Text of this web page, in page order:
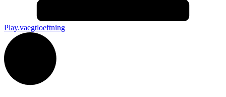
Play.vaegtloeftning